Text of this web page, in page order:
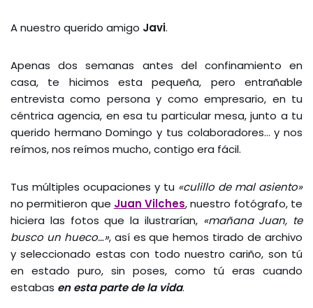
A nuestro querido amigo Javi.
Apenas dos semanas antes del confinamiento en
casa, te hicimos esta pequeña, pero entrañable
entrevista como persona y como empresario, en tu
céntrica agencia, en esa tu particular mesa, junto a tu
querido hermano Domingo y tus colaboradores… y nos
reímos, nos reímos mucho, contigo era fácil.
Tus múltiples ocupaciones y tu «culillo de mal asiento»
no permitieron que Juan Vilches, nuestro fotógrafo, te
hiciera las fotos que la ilustrarían, «mañana Juan, te
busco un hueco…», así es que hemos tirado de archivo
y seleccionado estas con todo nuestro cariño, son tú
en estado puro, sin poses, como tú eras cuando
estabas en esta parte de la vida.